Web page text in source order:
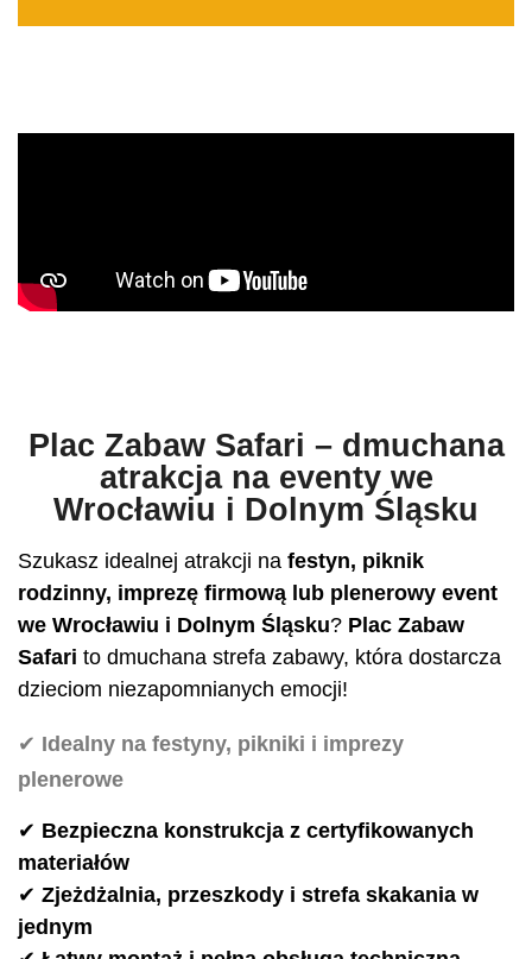
Plac Zabaw Safari – dmuchana
atrakcja na eventy we
Wrocławiu i Dolnym Śląsku
Szukasz idealnej atrakcji na festyn, piknik
rodzinny, imprezę firmową lub plenerowy event
we Wrocławiu i Dolnym Śląsku? Plac Zabaw
Safari to dmuchana strefa zabawy, która dostarcza
dzieciom niezapomnianych emocji!
✔ Idealny na festyny, pikniki i imprezy
plenerowe
✔ Bezpieczna konstrukcja z certyfikowanych
materiałów
✔ Zjeżdżalnia, przeszkody i strefa skakania w
jednym